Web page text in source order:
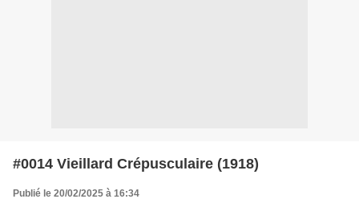
#0014 Vieillard Crépusculaire (1918)
Publié le 20/02/2025 à 16:34